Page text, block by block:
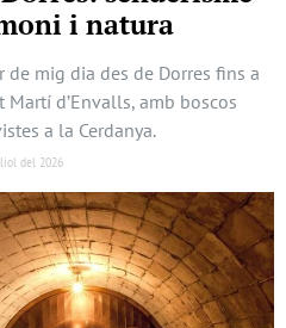
i natura
mig dia des de Dorres fins a
Martí d’Envalls, amb boscos
a la Cerdanya.
del 2026